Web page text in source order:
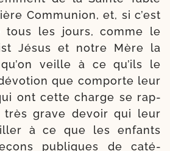
Communion, et, si c’est
tous les jours, comme le
Jésus et notre Mère la
veille à ce qu’ils le
que com­porte leur
ont cette charge se rap­
très grave devoir qui leur
à ce que les enfants
publiques de caté­